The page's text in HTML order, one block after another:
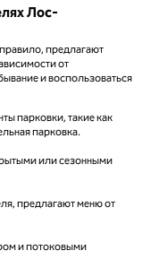
Лос-
предлагают
от
и воспользоваться
парковки, такие как
парковка.
или сезонными
предлагают меню от
и потоковыми